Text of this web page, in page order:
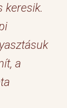
keresik.
a